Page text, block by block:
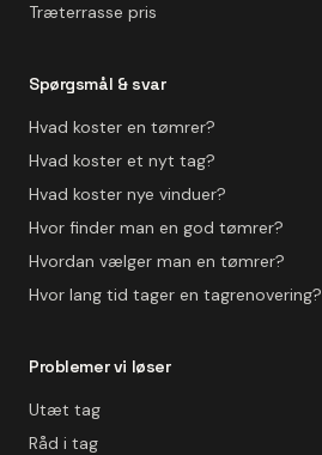
Træterrasse pris
Spørgsmål & svar
Hvad koster en tømrer?
Hvad koster et nyt tag?
Hvad koster nye vinduer?
Hvor finder man en god tømrer?
Hvordan vælger man en tømrer?
Hvor lang tid tager en tagrenovering?
Problemer vi løser
Utæt tag
Råd i tag